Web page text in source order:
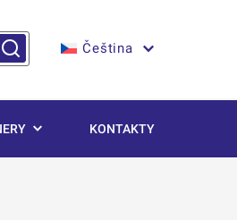
Čeština
KONTAKTY